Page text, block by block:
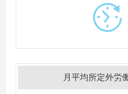
月平均所定外労